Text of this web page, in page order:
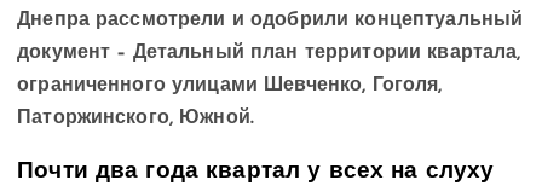
Днепра рассмотрели и одобрили концептуальный
документ – Детальный план территории квартала,
ограниченного улицами Шевченко, Гоголя,
Паторжинского, Южной.
Почти два года квартал у всех на слуху